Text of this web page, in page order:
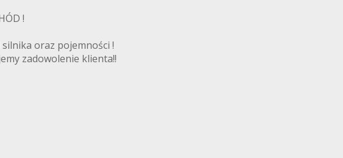
!
oraz pojemności !
zadowolenie klienta!!